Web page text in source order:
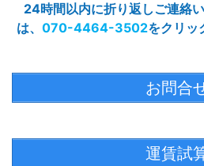
24時間以内に折り返しご連絡
は、 070-4464-3502をクリッ
お問合
運賃試